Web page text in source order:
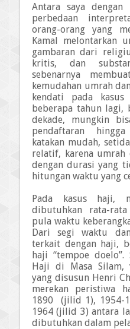
Antara saya
perbedaan
orang-orang yang
Kamal melontarkan
gambaran dari
kritis, dan
sebenarnya
kemudahan umrah
kendati pada
beberapa tahun lagi,
dekade, mungkin
pendaftaran
katakan mudah,
relatif, karena
dengan durasi yang
hitungan waktu yang
Pada kasus haji,
dibutuhkan rata-
pula waktu
Dari segi waktu
terkait dengan haji,
haji “tempoe
Haji di Masa Silam,
yang disusun Henri
merekan peristiwa
1890
(jilid 1), 1954-
1964 (jilid 3) antara
dibutuhkan dalam